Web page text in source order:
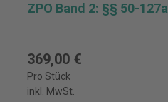
ZPO Band 2: §§ 50-127a
369,00 €
Pro Stück
inkl. MwSt.